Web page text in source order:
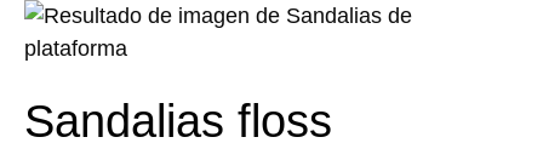
Sandalias floss